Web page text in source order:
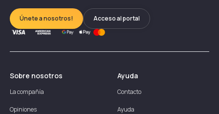
Únete a nosotros! Acceso al portal
Sobre nosotros
La compañía
Opiniones
Ayuda
Contacto
Ayuda